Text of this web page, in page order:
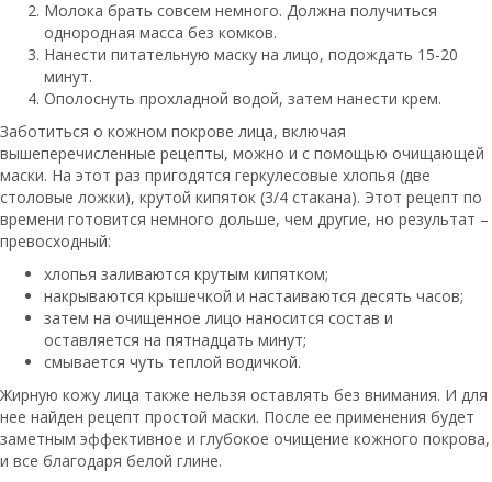
Молока брать совсем немного. Должна получиться
однородная масса без комков.
Нанести питательную маску на лицо, подождать 15-20
минут.
Ополоснуть прохладной водой, затем нанести крем.
Заботиться о кожном покрове лица, включая
вышеперечисленные рецепты, можно и с помощью очищающей
маски. На этот раз пригодятся геркулесовые хлопья (две
столовые ложки), крутой кипяток (3/4 стакана). Этот рецепт по
времени готовится немного дольше, чем другие, но результат –
превосходный:
хлопья заливаются крутым кипятком;
накрываются крышечкой и настаиваются десять часов;
затем на очищенное лицо наносится состав и
оставляется на пятнадцать минут;
смывается чуть теплой водичкой.
Жирную кожу лица также нельзя оставлять без внимания. И для
нее найден рецепт простой маски. После ее применения будет
заметным эффективное и глубокое очищение кожного покрова,
и все благодаря белой глине.